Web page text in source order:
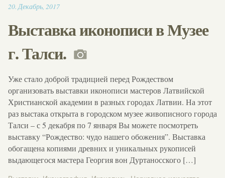
20. Декабрь, 201715:08
Выставка иконописи в Музее
г. Талси.
Уже стало доброй традицией перед Рождеством
организовать выставки иконописи мастеров Латвийской
Христианской академии в разных городах Латвии. На этот
раз выстака открыта в городском музее живописного города
Талси – с 5 декабря по 7 января Вы можете посмотреть
выставку “Рождество: чудо нашего обожения”. Выставка
обогащена копиями древних и уникальных рукописей
выдающегося мастера Георгия вон Дуртаносского […]